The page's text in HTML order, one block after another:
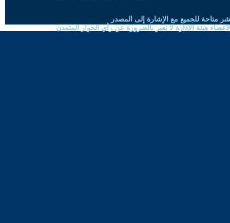
متاحة للجميع مع الإشارة إلى المصدر
هيئة الادارة لا تعبر بالضرورة عن رأي الحوار المتمدن